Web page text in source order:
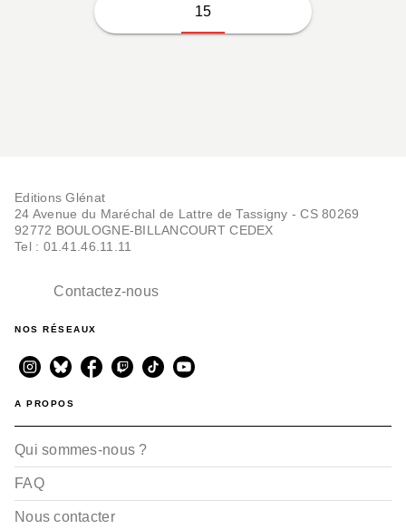
15
Editions Glénat
24 Avenue du Maréchal de Lattre de Tassigny - CS 80269
92772 BOULOGNE-BILLANCOURT CEDEX
Tel : 01.41.46.11.11
Contactez-nous
NOS RÉSEAUX
A PROPOS
Qui sommes-nous ?
FAQ
Nous contacter